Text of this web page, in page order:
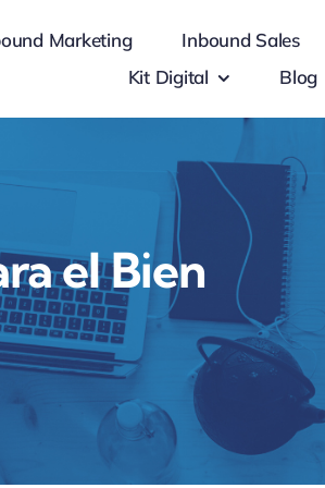
Marketing Inbound Sales
Kit Digital
Blog
el Bien